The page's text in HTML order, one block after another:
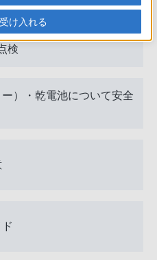
、USB端子・ケーブル、
検
）・乾電池について安全
け入れる